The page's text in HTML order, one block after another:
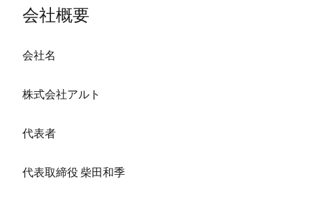
会社概要
会社名
株式会社アルト
代表者
代表取締役 柴田和季